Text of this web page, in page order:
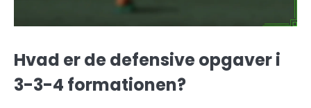
Hvad er de defensive opgaver i
3-3-4 formationen?